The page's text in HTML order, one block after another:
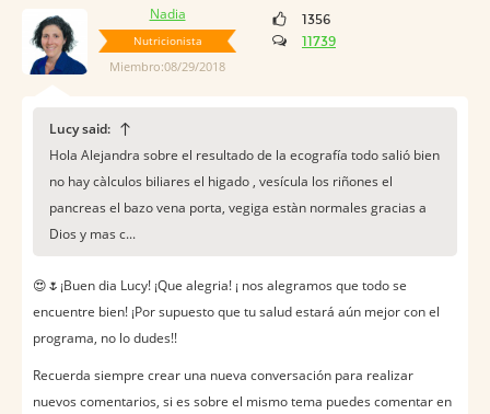
Nadia
Nutricionista
Miembro:08/29/2018
1356
11739
Lucy said:
Hola Alejandra sobre el resultado de la ecografía todo salió bien
no hay càlculos biliares el higado , vesícula los riñones el
pancreas el bazo vena porta, vegiga estàn normales gracias a
Dios y mas c...
😍🌷¡Buen dia Lucy! ¡Que alegria! ¡ nos alegramos que todo se
encuentre bien! ¡Por supuesto que tu salud estará aún mejor con el
programa, no lo dudes!!
Recuerda siempre crear una nueva conversación para realizar
nuevos comentarios, si es sobre el mismo tema puedes comentar en